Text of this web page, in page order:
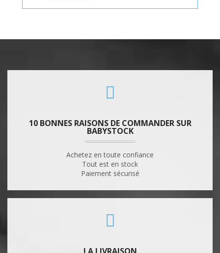
10 BONNES RAISONS DE COMMANDER SUR
BABYSTOCK
Achetez en toute confiance
Tout est en stock
Paiement sécurisé